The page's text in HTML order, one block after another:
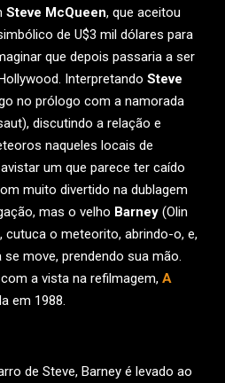
Steve McQueen, que aceitou
de U$3 mil dólares para
que depois passaria a ser
Interpretando Steve
no prólogo com a namorada
discutindo a relação e
naqueles locais de
um que parece ter caído
muito divertido na dublagem
mas o velho Barney (Olin
cutuca o meteorito, abrindo-o, e,
move, prendendo sua mão.
a vista na refilmagem, A
em 1988.
de Steve, Barney é levado ao